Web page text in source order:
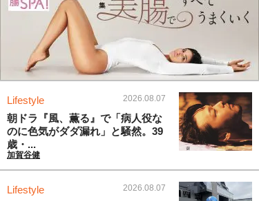
Lifestyle 2026.08.07
朝ドラ『風、薫る』で「病人役な
のに色気がダダ漏れ」と騒然。39
歳・...
加賀谷健
Lifestyle 2026.08.07